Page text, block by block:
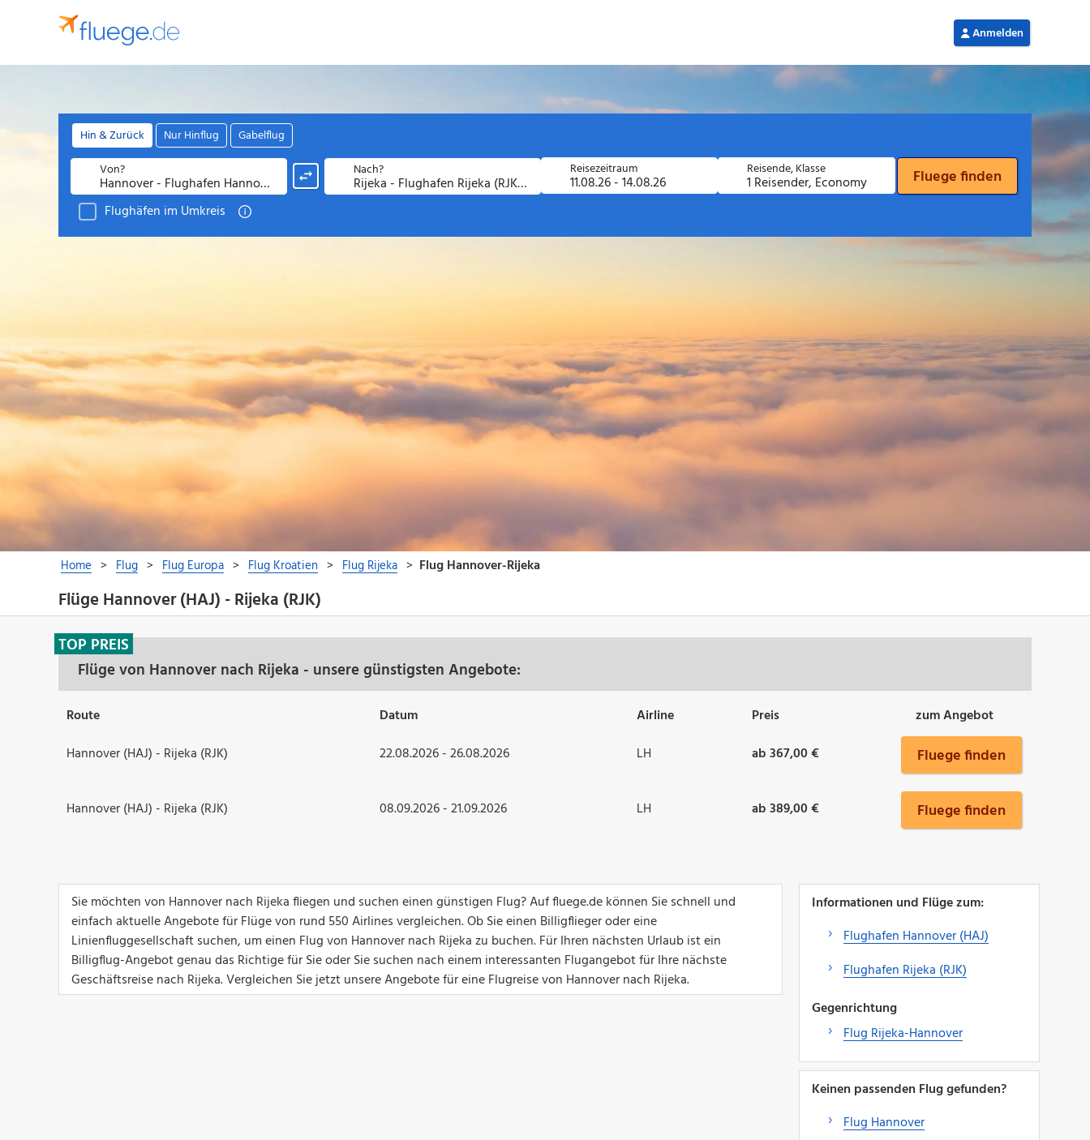
Flüge Hannover (HAJ) - Rijeka (RJK)
Flüge von Hannover nach Rijeka - unsere günstigsten Angebote:
TOP PREIS
Route Datum Airline Preis
zum Angebot
Hannover (HAJ) - Rijeka (RJK)
22.08.2026 - 26.08.2026 LH ab 367,00 € Fluege finden
Hannover (HAJ) - Rijeka (RJK) 08.09.2026 - 21.09.2026 LH ab 389,00 € Fluege finden
Sie möchten von Hannover nach Rijeka fliegen und suchen einen günstigen Flug? Auf fluege.de können Sie schnell und
einfach aktuelle Angebote für Flüge von rund 550 Airlines vergleichen. Ob Sie einen Billigflieger oder eine
Linienfluggesellschaft suchen, um einen Flug von Hannover nach Rijeka zu buchen. Für Ihren nächsten Urlaub ist ein
Billigflug-Angebot genau das Richtige für Sie oder Sie suchen nach einem interessanten Flugangebot für Ihre nächste
Geschäftsreise nach Rijeka. Vergleichen Sie jetzt unsere Angebote für eine Flugreise von Hannover nach Rijeka.
Informationen und Flüge zum:
Flughafen Hannover (HAJ)
Flughafen Rijeka (RJK)
Gegenrichtung
Flug Rijeka-Hannover
Keinen passenden Flug gefunden?
Flug Hannover